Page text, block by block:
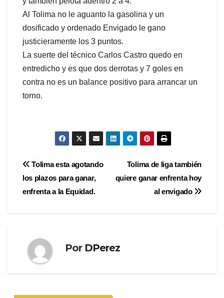
Al Tolima no le aguanto la gasolina y un
dosificado y ordenado Envigado le gano
justicieramente los 3 puntos.
La suerte del técnico Carlos Castro quedo en
entredicho y es que dos derrotas y 7 goles en
contra no es un balance positivo para arrancar un
torno.
Navegación
de
Tolima de liga también
quiere ganar enfrenta hoy
al envigado
Tolima esta agotando
los plazos para ganar,
enfrenta a la Equidad.
Por DPerez